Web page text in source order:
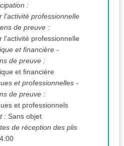
:
l'activité professionnelle
de preuve :
l'activité professionnelle
et financière -
de preuve :
et financière
et professionnelles -
de preuve :
et professionnels
: Sans objet
de réception des plis